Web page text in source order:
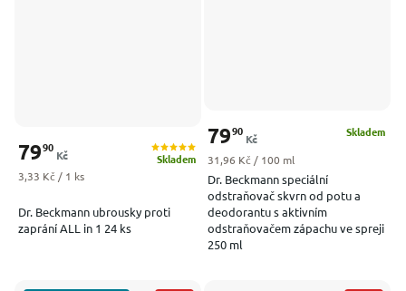
Dr. Beckmann ubrousky proti
zaprání ALL in 1 24 ks
Skladem
7990
Kč
Měrná cena:
3,33 Kč / 1 ks
Dr. Beckmann speciální
odstraňovač skvrn od potu a
deodorantu s aktivním
odstraňovačem zápachu ve spreji
250 ml
Skladem
7990
Kč
Měrná cena:
31,96 Kč / 100 ml